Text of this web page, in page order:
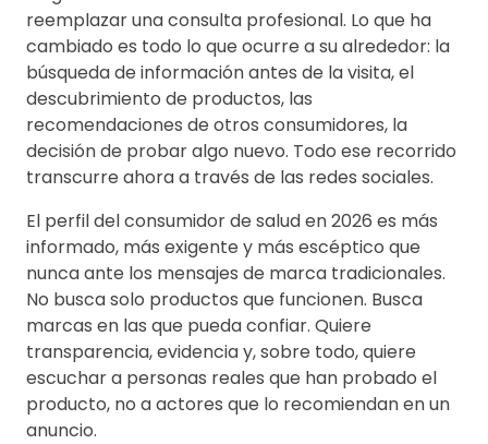
reemplazar una consulta profesional. Lo que ha
cambiado es todo lo que ocurre a su alrededor: la
búsqueda de información antes de la visita, el
descubrimiento de productos, las
recomendaciones de otros consumidores, la
decisión de probar algo nuevo. Todo ese recorrido
transcurre ahora a través de las redes sociales.
El perfil del consumidor de salud en 2026 es más
informado, más exigente y más escéptico que
nunca ante los mensajes de marca tradicionales.
No busca solo productos que funcionen. Busca
marcas en las que pueda confiar. Quiere
transparencia, evidencia y, sobre todo, quiere
escuchar a personas reales que han probado el
producto, no a actores que lo recomiendan en un
anuncio.